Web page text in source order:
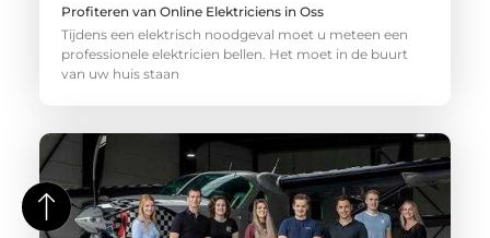
Profiteren van Online Elektriciens in Oss
Tijdens een elektrisch noodgeval moet u meteen een
professionele elektricien bellen. Het moet in de buurt
van uw huis staan